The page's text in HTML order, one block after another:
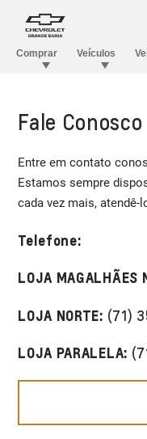
Fale Conosco
Entre em contato
Estamos sempre
cada vez mais, atendê-
Telefone:
LOJA MAGALHÃES
LOJA NORTE: (71)
LOJA PARALELA: